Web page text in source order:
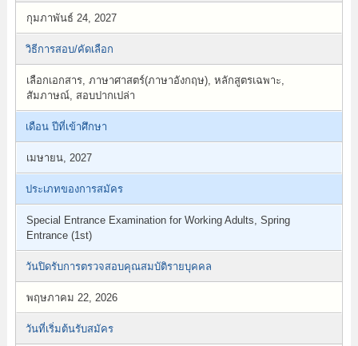
กุมภาพันธ์ 24, 2027
วิธีการสอบ/คัดเลือก
เลือกเอกสาร, ภาษาศาสตร์(ภาษาอังกฤษ), หลักสูตรเฉพาะ,
สัมภาษณ์, สอบปากเปล่า
เดือน ปีที่เข้าศึกษา
เมษายน, 2027
ประเภทของการสมัคร
Special Entrance Examination for Working Adults, Spring
Entrance (1st)
วันปิดรับการตรวจสอบคุณสมบัติรายบุคคล
พฤษภาคม 22, 2026
วันที่เริ่มต้นรับสมัคร